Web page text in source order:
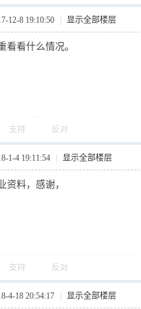
12-8 19:10:50 显示全部楼层
看看什么情况。
支持 反对
1-4 19:11:54 显示全部楼层
资料，感谢，
支持 反对
4-18 20:54:17 显示全部楼层